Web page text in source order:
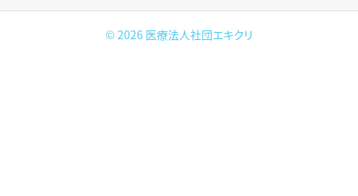
© 2026 医療法人社団エキクリ